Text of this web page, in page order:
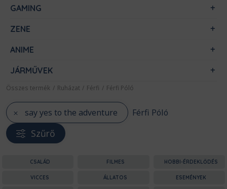
GAMING
ZENE
ANIME
JÁRMŰVEK
Összes termék / Ruházat / Férfi / Férfi Póló
say yes to the adventure Férfi Póló
Szűrő
CSALÁD FILMES HOBBI-ÉRDEKLŐDÉS
VICCES ÁLLATOS ESEMÉNYEK